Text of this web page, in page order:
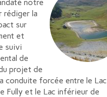
notre
rédiger la
sur
et
suivi
de
projet de
conduite forcée entre le Lac
Fully et le Lac inférieur de